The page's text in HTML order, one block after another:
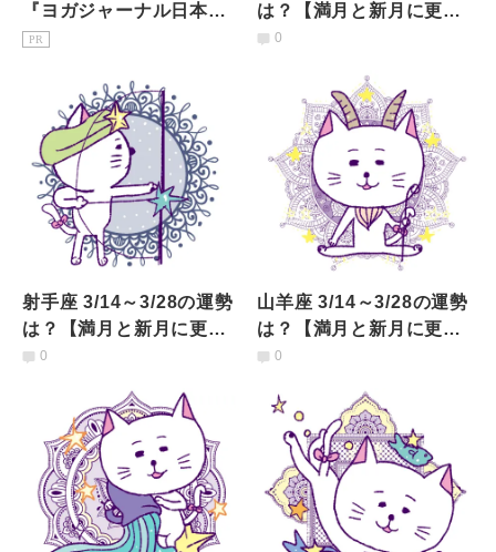
『ヨガジャーナル日本
版』予約購読のご案内
PR
は？【満月と新月に更
新！インド占星術】
0
射手座 3/14～3/28の運勢
は？【満月と新月に更
新！インド占星術】
0
山羊座 3/14～3/28の運勢
は？【満月と新月に更
新！インド占星術】
0